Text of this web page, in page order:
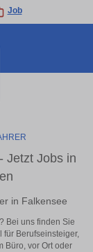
Job
Jetzt Jobs in
in Falkensee
Bei uns finden Sie
Berufseinsteiger,
Büro, vor Ort oder